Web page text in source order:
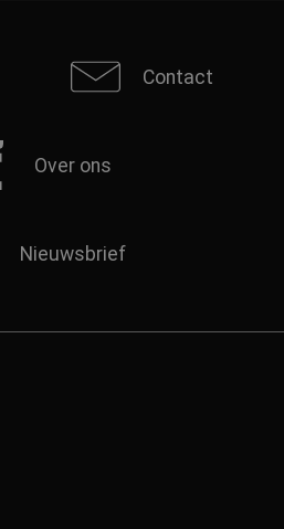
Contact
Over ons
Nieuwsbrief